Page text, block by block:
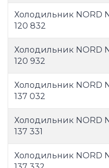
Холодильник NORD
120 832
Холодильник NORD
120 932
Холодильник NORD
137 032
Холодильник NORD
137 331
Холодильник NORD